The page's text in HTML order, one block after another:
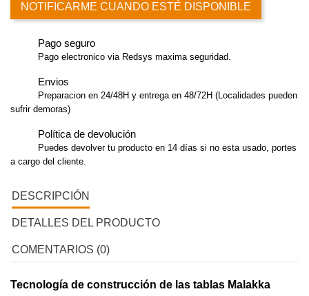
NOTIFICARME CUANDO ESTÉ DISPONIBLE
Pago seguro
Pago electronico via Redsys maxima seguridad.
Envios
Preparacion en 24/48H y entrega en 48/72H (Localidades pueden
sufrir demoras)
Política de devolución
Puedes devolver tu producto en 14 días si no esta usado, portes
a cargo del cliente.
DESCRIPCIÓN
DETALLES DEL PRODUCTO
COMENTARIOS (0)
Tecnología de construcción de las tablas Malakka